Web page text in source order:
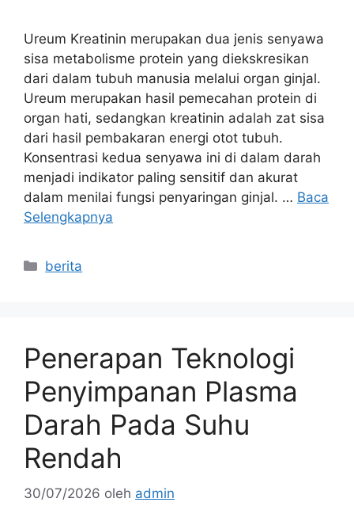
Ureum Kreatinin merupakan dua jenis senyawa
sisa metabolisme protein yang diekskresikan
dari dalam tubuh manusia melalui organ ginjal.
Ureum merupakan hasil pemecahan protein di
organ hati, sedangkan kreatinin adalah zat sisa
dari hasil pembakaran energi otot tubuh.
Konsentrasi kedua senyawa ini di dalam darah
menjadi indikator paling sensitif dan akurat
dalam menilai fungsi penyaringan ginjal. … Baca
Selengkapnya
Kategori
berita
Penerapan Teknologi
Penyimpanan Plasma
Darah Pada Suhu
Rendah
30/07/2026 oleh admin